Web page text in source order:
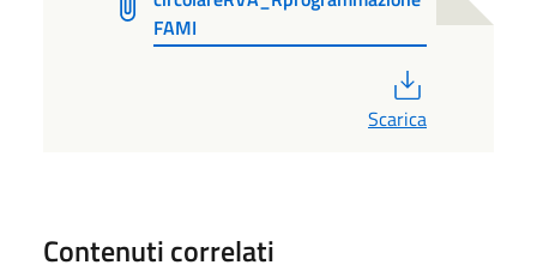
FAMI
Scarica
Contenuti correlati